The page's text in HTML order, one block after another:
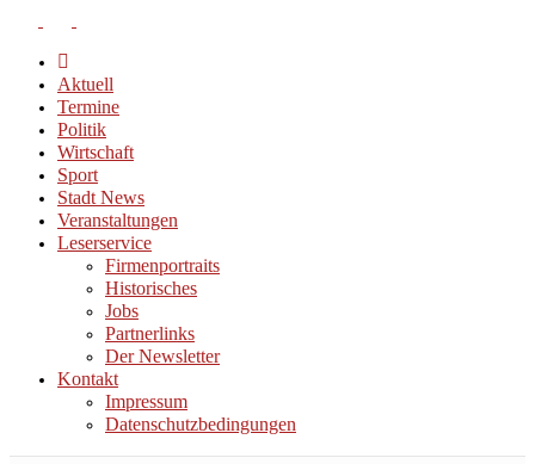
Aktuell
Termine
Politik
Wirtschaft
Sport
Stadt News
Veranstaltungen
Leserservice
Firmenportraits
Historisches
Jobs
Partnerlinks
Der Newsletter
Kontakt
Impressum
Datenschutzbedingungen